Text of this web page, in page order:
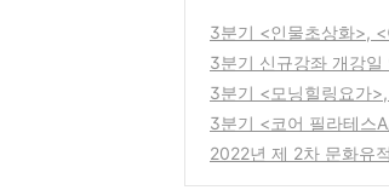
3분기 <인물초상화>,
3분기 신규강좌 개강일
3분기 <모닝힐링요가
3분기 <코어 필라테스
2022년 제 2차 문화유